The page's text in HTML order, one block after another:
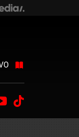
Youtube